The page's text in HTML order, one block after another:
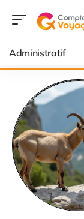
Administratif